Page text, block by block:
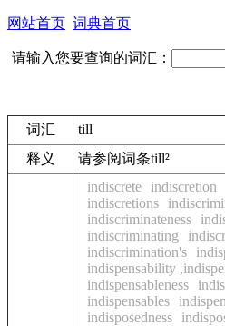
网站首页 词典首页
请输入您要查询的词汇：
词汇
till
释义
请参阅词条till²
indiscrete indiscretion
indiscretions
indiscriminateness
indiscriminating
indiscrimination's
indispensability
indispensableness
indispensables
indisposedness